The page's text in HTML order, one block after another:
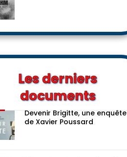
Les derniers
documents
Devenir Brigitte, une enquête
de Xavier Poussard